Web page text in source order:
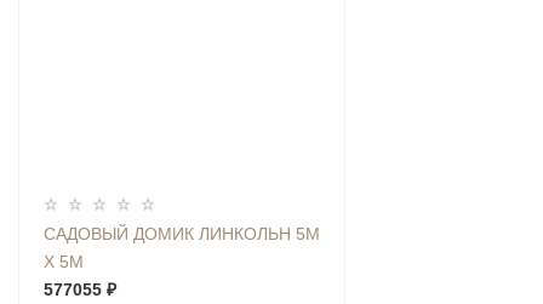
САДОВЫЙ ДОМИК ЛИНКОЛЬН 5М
Х 5М
577055 ₽